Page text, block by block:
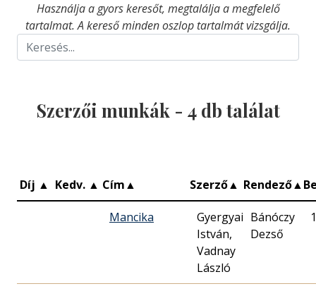
Használja a gyors keresőt, megtalálja a megfelelő
tartalmat. A kereső minden oszlop tartalmát vizsgálja.
Szerzői munkák - 4db találat
Díj ▲ Kedv. ▲ Cím▲ Szerző▲ Rendező▲
Mancika
Gyergyai
István,
Vadnay
László
Bánóczy
Dezső